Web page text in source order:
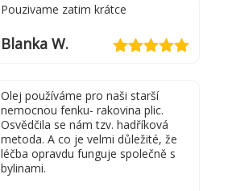
Pouzivame zatim krátce
Blanka W.
Olej používáme pro naši starší
nemocnou fenku- rakovina plic.
Osvědčila se nám tzv. hadříková
metoda. A co je velmi důležité, že
léčba opravdu funguje společně s
bylinami.